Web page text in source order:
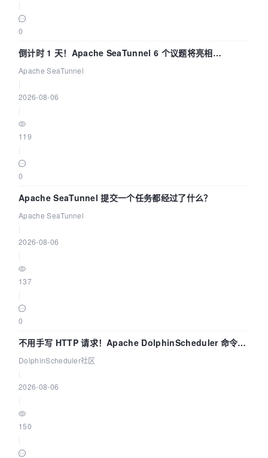
0
倒计时 1 天！Apache SeaTunnel 6 个议题将亮相
Community Over Code Asia 2026
Apache SeaTunnel
2026-08-06
119
0
Apache SeaTunnel 提交一个任务都经过了什么？
Apache SeaTunnel
2026-08-06
137
0
不用手写 HTTP 请求！Apache DolphinScheduler 命令行
dsctl 两分钟上手
DolphinScheduler社区
2026-08-06
150